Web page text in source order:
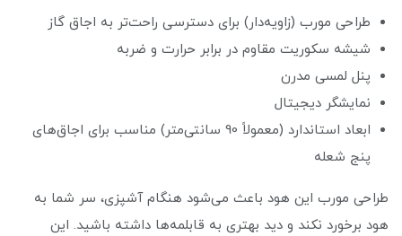
طراحی مورب (زاویه‌دار) برای دسترسی راحت‌تر به اجاق گاز
شیشه سکوریت مقاوم در برابر حرارت و ضربه
پنل لمسی مدرن
نمایشگر دیجیتال
ابعاد استاندارد (معمولاً 90 سانتی‌متر) مناسب برای اجاق‌های
پنج شعله
طراحی مورب این هود باعث می‌شود هنگام آشپزی، سر شما به
هود برخورد نکند و دید بهتری به قابلمه‌ها داشته باشید. این